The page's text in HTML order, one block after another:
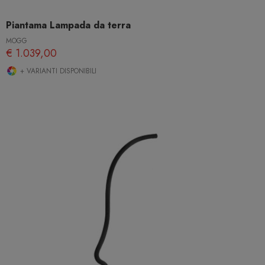
Piantama Lampada da terra
MOGG
€ 1.039,00
+ VARIANTI DISPONIBILI